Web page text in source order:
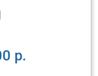
р.